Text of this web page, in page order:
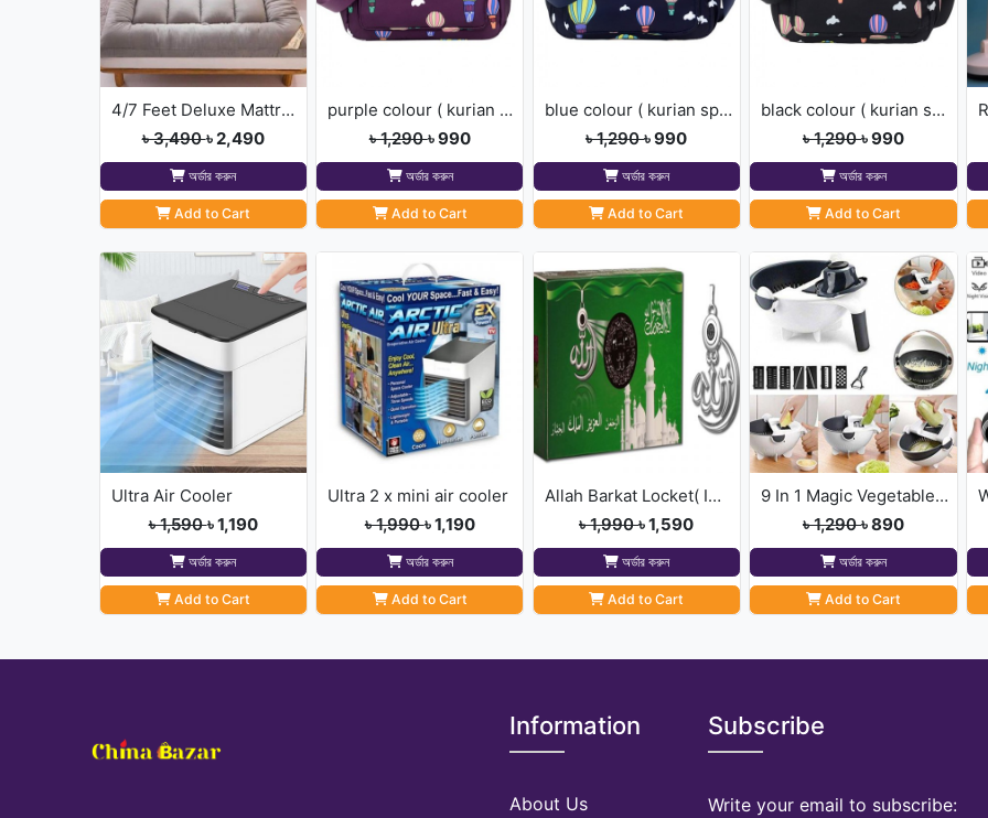
4/7 Feet Deluxe Mattress Topper( Ash Colour)
৳ 3,490৳ 2,490
অর্ডার করুন
Add to Cart
purple colour ( kurian sport]
৳ 1,290৳ 990
অর্ডার করুন
Add to Cart
blue colour ( kurian sport]
৳ 1,290৳ 990
অর্ডার করুন
Add to Cart
black colour ( kurian sport]
৳ 1,290৳ 990
অর্ডার করুন
Add to Cart
Ultra Air Cooler
৳ 1,590৳ 1,190
অর্ডার করুন
Add to Cart
Ultra 2 x mini air cooler
৳ 1,990৳ 1,190
অর্ডার করুন
Add to Cart
Allah Barkat Locket( INDIAN)
৳ 1,990৳ 1,590
অর্ডার করুন
Add to Cart
9 In 1 Magic Vegetable Cutter [সবজি কাটা ধোয়া এক মেশিনে]
৳ 1,290৳ 890
অর্ডার করুন
Add to Cart
Information
About Us
Subscribe
Write your email to subscribe: